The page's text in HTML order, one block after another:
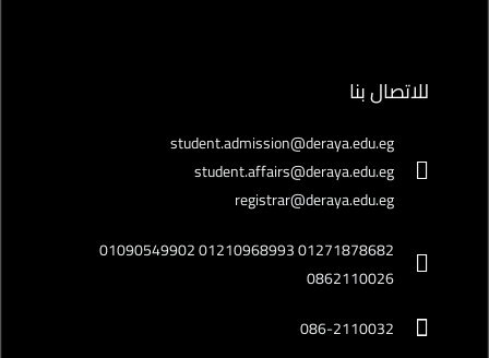
للاتصال بنا
student.admission@deraya.edu.eg
student.affairs@deraya.edu.eg
registrar@deraya.edu.eg
01271878682 01210968993 01090549902
0862110026
086-2110032